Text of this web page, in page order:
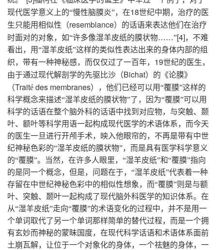
现代医学意义上的“慢性脑膜炎”，在18世纪中期，治疗的医
生只能用相似性（resemblance）的话语来表达他们在治疗
时面对的对象，如“许多像湿羊皮纸的膜状物……”[4]，不难
看出，用“湿羊皮纸”这样的类似性表达出来的身体内部的组
织，带有一种神秘感，而仅仅过了一百年， 19世纪的医生，
由于通过现代解剖学的先驱比沙（Bichat）的《论膜》
（Traité des membranes），他们已经可以用“覆膜”这样的
科学概念来描述“湿羊皮纸的膜状物”了，因为“覆膜”可以用
科学的话语在整个脑外科的话语中找到对应物，与突触、颞
叶、额叶等科学用语一起构成现代医学的术语体系，而今天
的医生一旦进行开颅手术，映入他眼帘的，不再是带有中世
纪神秘色彩的“湿羊皮纸的膜状物”，而是具有医学科学意义
的“覆膜”。当然，在许多人眼里，“湿羊皮纸”和“覆膜”指向
的是同一个概念，但是，问题在于，“湿羊皮纸”代表着一种
存留在中世纪神秘色彩中的相似性想象，而“覆膜”则是与额
叶、突触、颞叶一起构成了现代脑外科医学的知识体系。在
从“湿羊皮纸”走向“覆膜”的术语变化的过程中，并不是用一
个单词取代了另一个单词那样简单的替代过程，而是一个拥
有玄妙而神秘的蒙昧国度，在现代科学话语和术语体系面前
土崩瓦解，让位于一个对象化的身体，一个祛魅的身体，一